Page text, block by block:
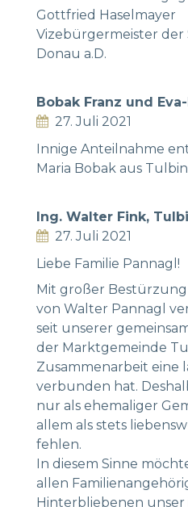
Gottfried Haselmayer
Vizebürgermeister der
Donau a.D.
Bobak Franz und
27. Juli 2021
Innige Anteilnahme
Maria Bobak aus
Ing. Walter Fink,
27. Juli 2021
Liebe Familie Pannagl!
Mit großer
von Walter Pannagl
seit unserer
der Marktgemeinde
Zusammenarbeit eine
verbunden hat.
nur als ehemaliger
allem als stets
fehlen.
In diesem Sinne
allen
Hinterbliebenen